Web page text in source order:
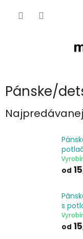
Pánske/
od
s
od